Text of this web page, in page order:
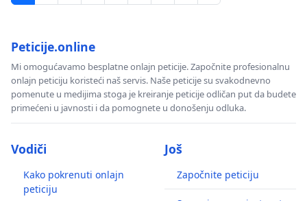
Peticije.online
Mi omogućavamo besplatne onlajn peticije. Započnite profesionalnu
onlajn peticiju koristeći naš servis. Naše peticije su svakodnevno
pomenute u medijima stoga je kreiranje peticije odličan put da budete
primećeni u javnosti i da pomognete u donošenju odluka.
Vodiči
Kako pokrenuti onlajn
peticiju
Još
Započnite peticiju